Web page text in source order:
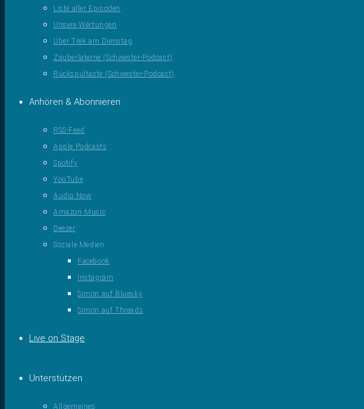
Liste aller Episoden
Unsere Wertungen
Über Trek am Dienstag
Zauberlaterne (Schwester-Podcast)
Rückspultaste (Schwester-Podcast)
Anhören & Abonnieren
RSS-Feed
Apple Podcasts
Spotify
YouTube
Audio Now
Amazon Music
Deezer
Soziale Medien
Facebook
Instagram
Simon auf Bluesky
Simon auf Threads
Live on Stage
Unterstützen
Allgemeines